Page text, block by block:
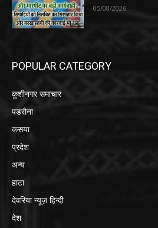
05/08/2026
POPULAR CATEGORY
कुशीनगर समाचार
पडरौना
कसया
प्रदेश
अन्य
हाटा
देवरिया न्यूज़ हिन्दी
देश